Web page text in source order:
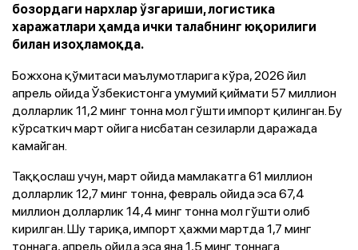
бозордаги нархлар ўзгариши, логистика
харажатлари ҳамда ички талабнинг юқорилиги
билан изоҳламоқда.
Божхона қўмитаси маълумотларига кўра, 2026 йил
апрель ойида Ўзбекистонга умумий қиймати 57 миллион
долларлик 11,2 минг тонна мол гўшти импорт қилинган. Бу
кўрсаткич март ойига нисбатан сезиларли даражада
камайган.
Таққослаш учун, март ойида мамлакатга 61 миллион
долларлик 12,7 минг тонна, февраль ойида эса 67,4
миллион долларлик 14,4 минг тонна мол гўшти олиб
кирилган. Шу тариқа, импорт ҳажми мартда 1,7 минг
тоннага, апрель ойида эса яна 1,5 минг тоннага